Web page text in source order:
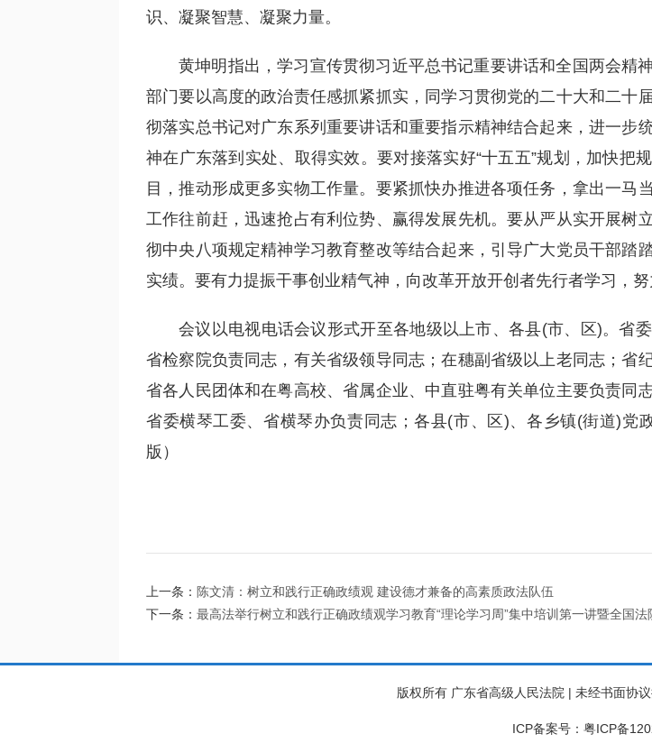
识、凝聚智慧、凝聚力量。
黄坤明指出，学习宣传贯彻习近平总书记重要讲话和全国两会精
部门要以高度的政治责任感抓紧抓实，同学习贯彻党的二十大和二十
彻落实总书记对广东系列重要讲话和重要指示精神结合起来，进一步
神在广东落到实处、取得实效。要对接落实好“十五五”规划，加快把
目，推动形成更多实物工作量。要紧抓快办推进各项任务，拿出一马
工作往前赶，迅速抢占有利位势、赢得发展先机。要从严从实开展树
彻中央八项规定精神学习教育整改等结合起来，引导广大党员干部踏
实绩。要有力提振干事创业精气神，向改革开放开创者先行者学习，努
会议以电视电话会议形式开至各地级以上市、各县(市、区)。省
省检察院负责同志，有关省级领导同志；在穗副省级以上老同志；省
省各人民团体和在粤高校、省属企业、中直驻粤有关单位主要负责同
省委横琴工委、省横琴办负责同志；各县(市、区)、各乡镇(街道)党
版）
上一条： 陈文清：树立和践行正确政绩观 建设德才兼备的高素质政法队伍
下一条： 最高法举行树立和践行正确政绩观学习教育“理论学习周”集中培训第一讲暨全国
版权所有 广东省高级人民法院 | 未经书面协
ICP备案号：粤ICP备